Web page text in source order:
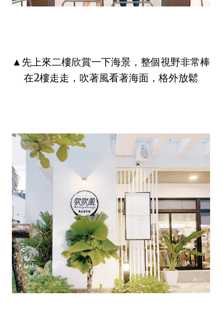
▲先上來二樓欣賞一下海景，整個視野非常棒
在2樓走走，吹著風看著海面，格外放鬆